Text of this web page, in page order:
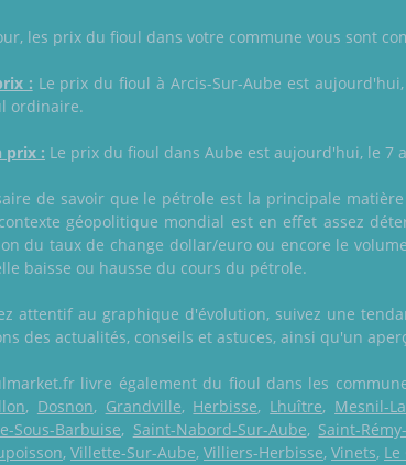
les prix du fioul dans votre commune vous sont
: Le prix du fioul à Arcis-Sur-Aube est
ordinaire.
prix : Le prix du fioul dans Aube est aujourd'hui, le 7
de savoir que le pétrole est la principale
géopolitique mondial est en effet assez
du taux de change dollar/euro ou encore le
baisse ou hausse du cours du pétrole.
attentif au graphique d'évolution, suivez une
des actualités, conseils et astuces, ainsi qu'un
livre également du fioul dans les
, Dosnon, Grandville, Herbisse, Lhuître, Mesnil-
Sous-Barbuise, Saint-Nabord-Sur-Aube, Saint-
, Villette-Sur-Aube, Villiers-Herbisse, Vinets, Le